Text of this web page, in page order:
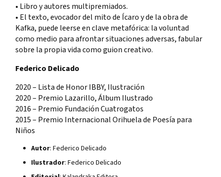
• Libro y autores multipremiados.
• El texto, evocador del mito de Ícaro y de la obra de
Kafka, puede leerse en clave metafórica: la voluntad
como medio para afrontar situaciones adversas, fabular
sobre la propia vida como guion creativo.
Federico Delicado
2020 – Lista de Honor IBBY, Ilustración
2020 – Premio Lazarillo, Álbum Ilustrado
2016 – Premio Fundación Cuatrogatos
2015 – Premio Internacional Orihuela de Poesía para
Niños
Autor: Federico Delicado
Ilustrador: Federico Delicado